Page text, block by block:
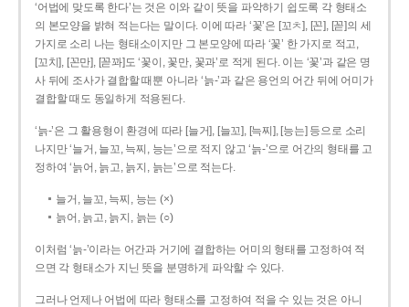
‘어법에 맞도록 한다’는 것은 이와 같이 뜻을 파악하기 쉽도록 각 형태소
의 본모양을 밝혀 적는다는 말이다. 이에 따라 ‘꽃’은 [꼬ㅊ], [꼰], [꼳]의 세
가지로 소리 나는 형태소이지만 그 본모양에 따라 ‘꽃’ 한 가지로 적고,
[꼬치], [꼰만], [꼳꽈]도 ‘꽃이, 꽃만, 꽃과’로 적게 된다. 이는 ‘꽃’과 같은 명
사 뒤에 조사가 결합할 때뿐 아니라 ‘늙-’과 같은 용언의 어간 뒤에 어미가
결합할 때도 동일하게 적용된다.
‘늙-’은 그 활용형이 환경에 따라 [늘거], [늘꼬], [늑찌], [능는] 등으로 소리
나지만 ‘늘거, 늘꼬, 늑찌, 능는’으로 적지 않고 ‘늙-’으로 어간의 형태를 고
정하여 ‘늙어, 늙고, 늙지, 늙는’으로 적는다.
늘거, 늘꼬, 늑찌, 능는 (×)
늙어, 늙고, 늙지, 늙는 (○)
이처럼 ‘늙-­’이라는 어간과 거기에 결합하는 어미의 형태를 고정하여 적
으면 각 형태소가 지닌 뜻을 분명하게 파악할 수 있다.
그러나 언제나 어법에 따라 형태소를 고정하여 적을 수 있는 것은 아니